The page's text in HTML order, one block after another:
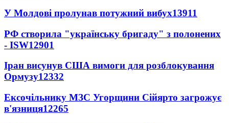
У Молдові пролунав потужний вибух13911
РФ створила "українську бригаду" з полонених
- ISW12901
Іран висунув США вимоги для розблокування
Ормузу12332
Ексочільнику МЗС Угорщини Сійярто загрожує
в'язниця12265